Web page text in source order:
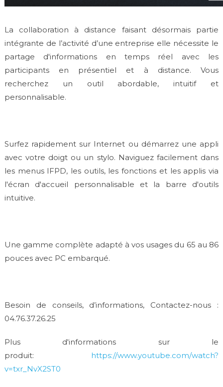
La collaboration à distance faisant désormais partie
intégrante de l’activité d’une entreprise elle nécessite le
partage d'informations en temps réel avec les
participants en présentiel et à distance. Vous
recherchez un outil abordable, intuitif et
personnalisable.
Surfez rapidement sur Internet ou démarrez une appli
avec votre doigt ou un stylo. Naviguez facilement dans
les menus IFPD, les outils, les fonctions et les applis via
l'écran d'accueil personnalisable et la barre d'outils
intuitive.
Une gamme complète adapté à vos usages du 65 au 86
pouces avec PC embarqué.
Besoin de conseils, d’informations, Contactez-nous :
04.76.37.26.25
Plus d'informations sur le
produit: https://www.youtube.com/watch?
v=txr_NvX2ST0